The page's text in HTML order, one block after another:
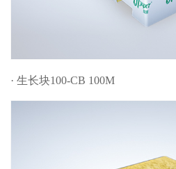
· 生长块100-CB 100M